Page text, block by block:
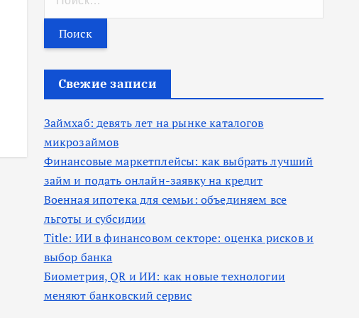
т
и
Свежие записи
Займхаб: девять лет на рынке каталогов
микрозаймов
Финансовые маркетплейсы: как выбрать лучший
займ и подать онлайн-заявку на кредит
Военная ипотека для семьи: объединяем все
льготы и субсидии
Title: ИИ в финансовом секторе: оценка рисков и
выбор банка
Биометрия, QR и ИИ: как новые технологии
меняют банковский сервис